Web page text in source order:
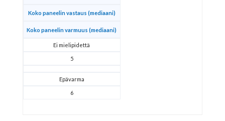
Koko paneelin vastaus (mediaani)
Koko paneelin varmuus (mediaani)
Ei mielipidettä
5
Epävarma
6